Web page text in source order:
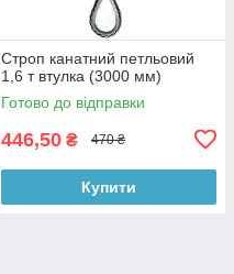
Строп канатний петльовий
1,6 т втулка (3000 мм)
Готово до відправки
446,50 ₴ 470 ₴
Купити